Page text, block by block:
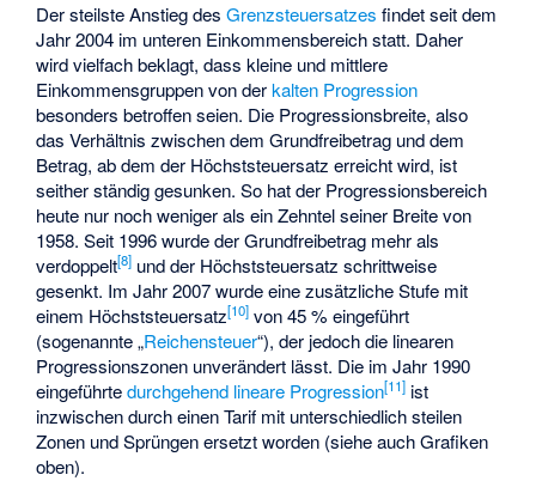
Der steilste Anstieg desGrenzsteuersatzes findet seit dem
Jahr 2004 im unteren Einkommensbereich statt. Daher
wird vielfach beklagt, dass kleine und mittlere
Einkommensgruppen von derkalten Progression
besonders betroffen seien. Die Progressionsbreite, also
das Verhältnis zwischen dem Grundfreibetrag und dem
Betrag, ab dem der Höchststeuersatz erreicht wird, ist
seither ständig gesunken. So hat der Progressionsbereich
heute nur noch weniger als ein Zehntel seiner Breite von
1958. Seit 1996 wurde der Grundfreibetrag mehr als
verdoppelt[8] und der Höchststeuersatz schrittweise
gesenkt. Im Jahr 2007 wurde eine zusätzliche Stufe mit
einem Höchststeuersatz[10] von 45 % eingeführt
(sogenannte „Reichensteuer“), der jedoch die linearen
Progressionszonen unverändert lässt. Die im Jahr 1990
eingeführtedurchgehend lineare Progression[11] ist
inzwischen durch einen Tarif mit unterschiedlich steilen
Zonen und Sprüngen ersetzt worden (siehe auch Grafiken
oben).